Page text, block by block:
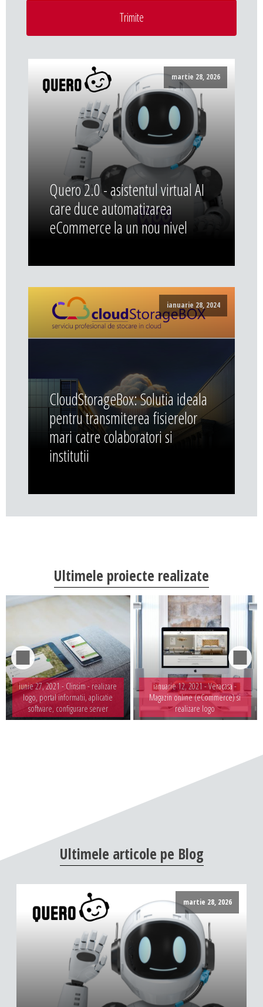
Trimite
martie 28, 2026
Quero 2.0 - asistentul virtual AI
care duce automatizarea
eCommerce la un nou nivel
ianuarie 28, 2024
CloudStorageBox: Solutia ideala
pentru transmiterea fisierelor
mari catre colaboratori si
institutii
Ultimele proiecte realizate
iunie 27, 2021 - Clinsim - realizare
logo, portal informatii, aplicatie
software, configurare server
ianuarie 12, 2021 -Veracasa -
Magazin online (eCommerce) si
realizare logo
Ultimele articole pe Blog
martie 28, 2026